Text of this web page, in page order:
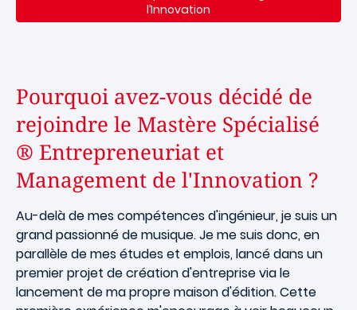
l’Innovation
Pourquoi avez-vous décidé de
rejoindre le Mastère Spécialisé
® Entrepreneuriat et
Management de l'Innovation ?
Au-delà de mes compétences d'ingénieur, je suis un
grand passionné de musique. Je me suis donc, en
parallèle de mes études et emplois, lancé dans un
premier projet de création d'entreprise via le
lancement de ma propre maison d'édition. Cette